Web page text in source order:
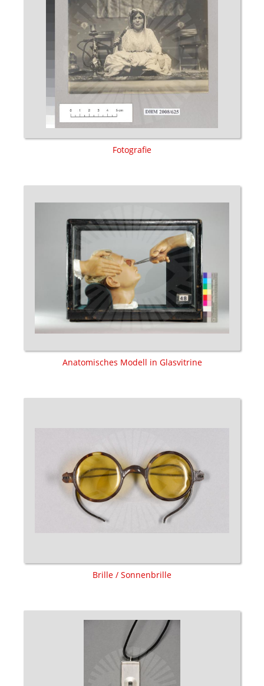
Fotografie
Anatomisches Modell in Glasvitrine
Brille / Sonnenbrille